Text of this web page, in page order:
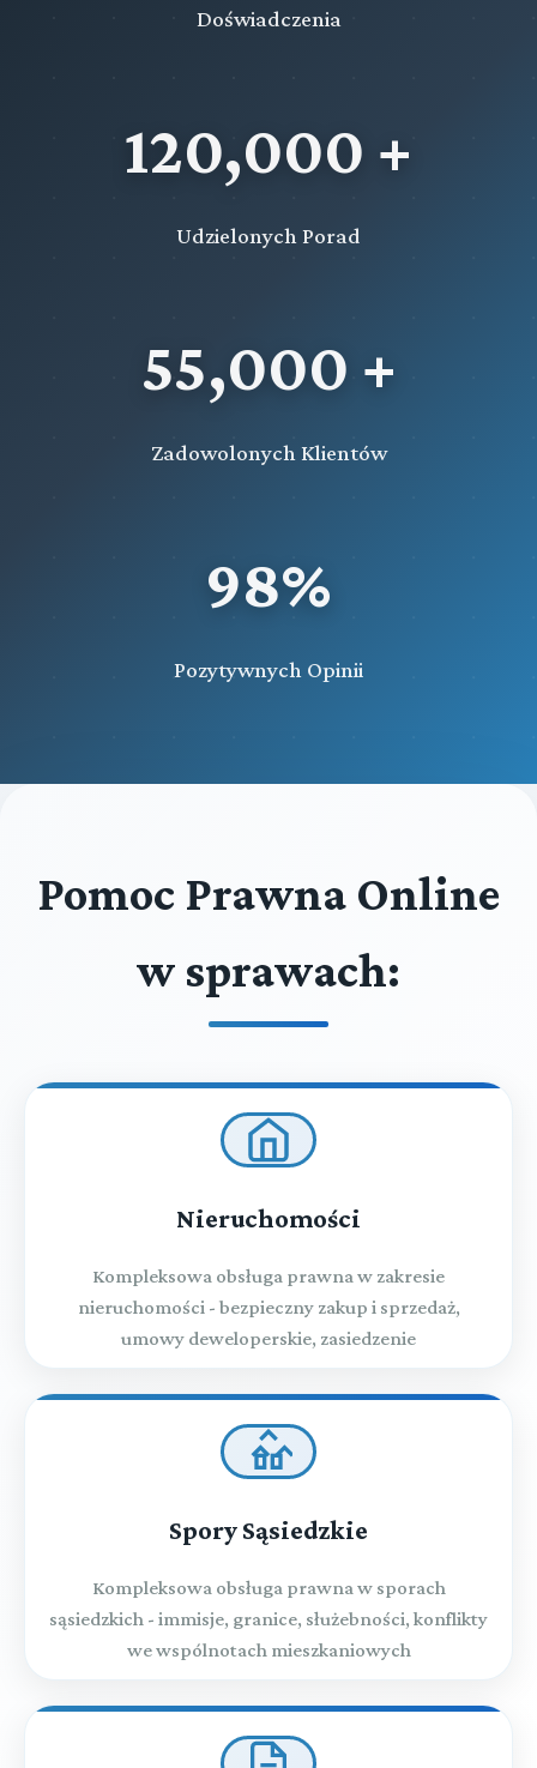
Doświadczenia
120,000 +
Udzielonych Porad
55,000 +
Zadowolonych Klientów
98%
Pozytywnych Opinii
Pomoc Prawna Online
w sprawach:
Nieruchomości
Kompleksowa obsługa prawna w zakresie
nieruchomości - bezpieczny zakup i sprzedaż,
umowy deweloperskie, zasiedzenie
Spory Sąsiedzkie
Kompleksowa obsługa prawna w sporach
sąsiedzkich - immisje, granice, służebności, konflikty
we wspólnotach mieszkaniowych